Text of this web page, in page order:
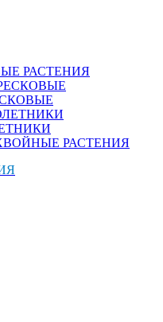
РАСТЕНИЯ
РАСТЕНИЯ